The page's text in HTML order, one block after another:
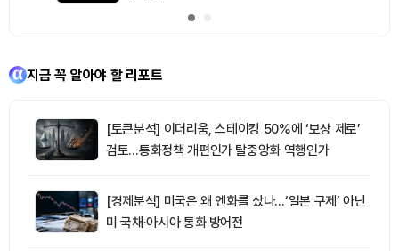
지금 꼭 알아야 할 리포트
[토큰분석] 이더리움, 스테이킹 50%에 ‘보상 제로’
검토…통화정책 개편인가 탈중앙화 역행인가
[경제분석] 미국은 왜 엔화를 샀나…‘일본 구제’ 아닌
미 국채·아시아 통화 방어전